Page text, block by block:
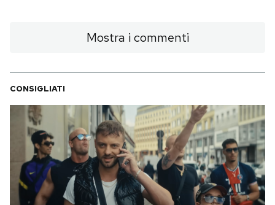
Mostra i commenti
CONSIGLIATI